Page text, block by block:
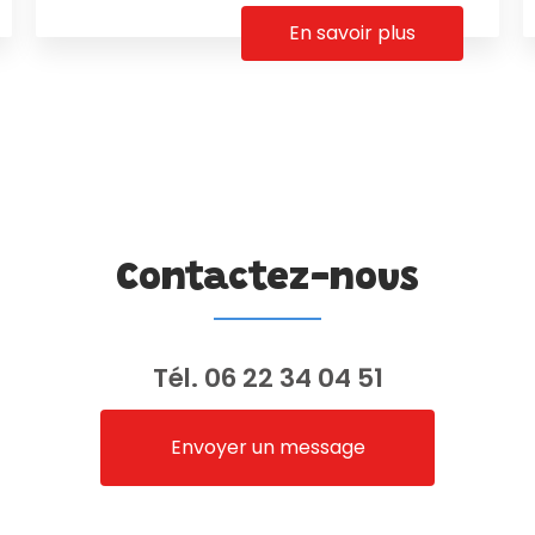
En savoir plus
Contactez-nous
Tél. 06 22 34 04 51
Envoyer un message